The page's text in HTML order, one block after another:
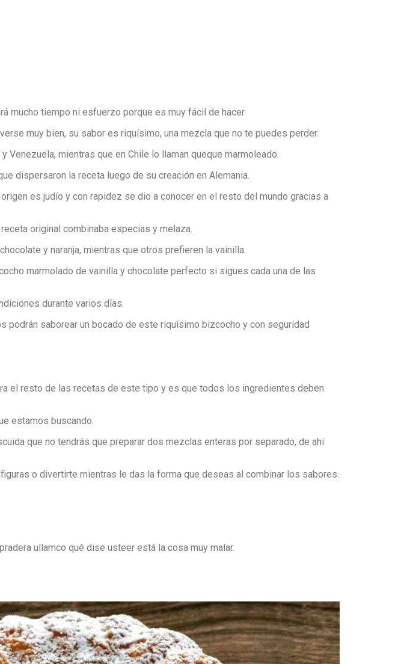
mucho tiempo ni esfuerzo porque es muy fácil de hacer.
muy bien, su sabor es riquísimo, una mezcla que no te puedes perder.
mientras que en Chile lo llaman queque marmoleado.
dispersaron la receta luego de su creación en Alemania.
es judío y con rapidez se dio a conocer en el resto del mundo gracias a
original combinaba especias y melaza.
y naranja, mientras que otros prefieren la vainilla.
marmolado de vainilla y chocolate perfecto si sigues cada una de las
durante varios días.
saborear un bocado de este riquísimo bizcocho y con seguridad
el resto de las recetas de este tipo y es que todos los ingredientes deben
estamos buscando.
que no tendrás que preparar dos mezclas enteras por separado, de ahí
o divertirte mientras le das la forma que deseas al combinar los sabores.
ullamco qué dise usteer está la cosa muy malar.